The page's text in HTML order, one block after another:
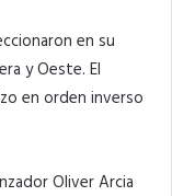
en su
y Oeste. El
en orden inverso
Oliver Arcia